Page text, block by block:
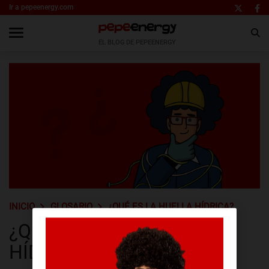
Ir a pepeenergy.com
INICIO GLOSARIO ¿QUÉ ES LA HUELLA HÍDRICA?
¿QUÉ ES LA HUELLA
HÍDRICA?